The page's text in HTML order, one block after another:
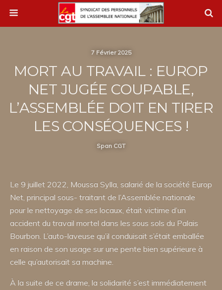
7 Février 2025
MORT AU TRAVAIL : EUROP
NET JUGÉE COUPABLE,
L’ASSEMBLÉE DOIT EN TIRER
LES CONSÉQUENCES !
Span CGT
Le 9 juillet 2022, Moussa Sylla, salarié de la société Europ
Net, principal sous- traitant de l’Assemblée nationale
pour le nettoyage de ses locaux, était victime d’un
accident du travail mortel dans les sous sols du Palais
Bourbon. L’auto-laveuse qu’il conduisait s’était emballée
en raison de son usage sur une pente bien supérieure à
celle qu’autorisait sa machine.
À la suite de ce drame, la solidarité s’est immédiatement